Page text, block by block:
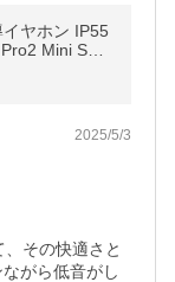
ヤホン IP55
Mini SKZ
2025/5/3
その快適さと
がら低音がし